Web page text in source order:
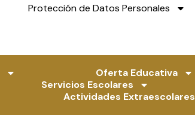
Protección de Datos Personales
Oferta Educativa
Servicios Escolares
Actividades Extraescolares